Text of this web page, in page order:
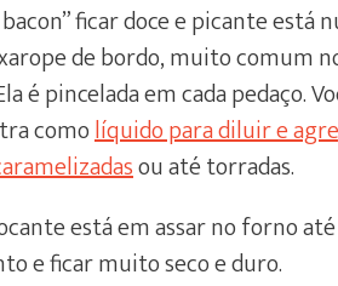
ficar doce e picante está
de bordo, muito comum
é pincelada em cada pedaço.
comolíquido para diluir e
ou até torradas.
está em assar no forno
e ficar muito seco e duro.